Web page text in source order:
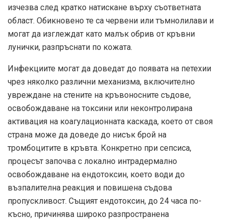
изчезва след кратко натискане върху съответната
област. Обикновено те са червени или тъмнолилави и
могат да изглеждат като малък обрив от кръвни
лунички, разпръснати по кожата.
Инфекциите могат да доведат до появата на петехии
чрез няколко различни механизма, включително
увреждане на стените на кръвоносните съдове,
освобождаване на токсини или неконтролирана
активация на коагулационната каскада, което от своя
страна може да доведе до нисък брой на
тромбоцитите в кръвта. Конкретно при сепсиса,
процесът започва с локално интрадермално
освобождаване на ендотоксин, което води до
възпалителна реакция и повишена съдова
пропускливост. Същият ендотоксин, до 24 часа по-
късно, причинява широко разпространена